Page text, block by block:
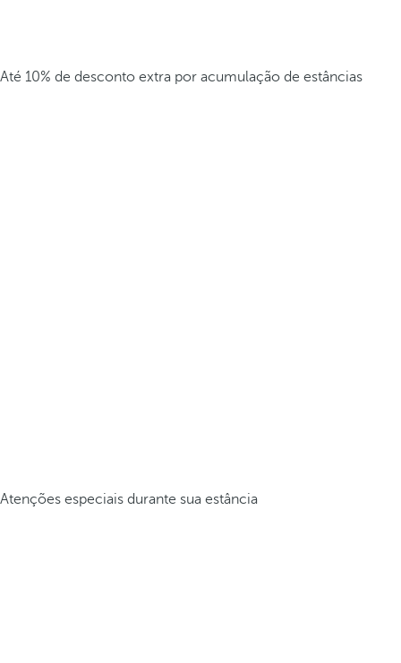
Até 10% de desconto extra por acumulação de estâncias
Atenções especiais durante sua estância